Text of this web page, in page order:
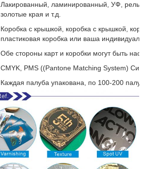
Лакированный, ламинированный, УФ,
золотые края и т.д.
Коробка с крышкой, коробка с крышкой,
пластиковая коробка или ваша
Обе стороны карт и коробки могут быть
CMYK, PMS ((Pantone Matching System)
Каждая палуба упакована, по 100-200 палуб